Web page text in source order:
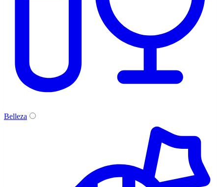
Belleza